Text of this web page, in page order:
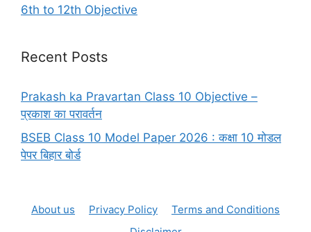
6th to 12th Objective
Recent Posts
Prakash ka Pravartan Class 10 Objective –
प्रकाश का परावर्तन
BSEB Class 10 Model Paper 2026 : कक्षा 10 मोडल
पेपर बिहार बोर्ड
About us Privacy Policy
Terms and Conditions